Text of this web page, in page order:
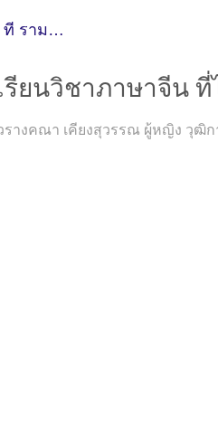
ที่ รามอินทรา เรียนวิชาภาษาจีน ที่ไหนดี [อัพเดทข้อมูลครูสอนภาษาจีนเมื่อ2/11/2024, 17:58:04]
ยนวิชาภาษาจีน ที่
รางคณา เคียงสุวรรณ ผู้หญิง วุฒิ